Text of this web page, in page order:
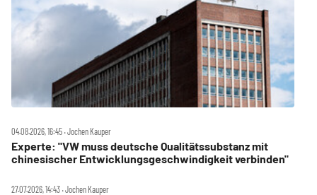
04.08.2026, 16:45 ‧ Jochen Kauper
Experte: "VW muss deutsche Qualitätssubstanz mit
chinesischer Entwicklungsgeschwindigkeit verbinden"
27.07.2026, 14:43 ‧ Jochen Kauper